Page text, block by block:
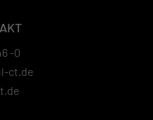
-0
ct.de